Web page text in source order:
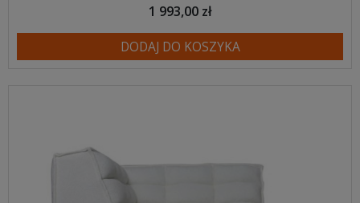
1 993,00 zł
DODAJ DO KOSZYKA